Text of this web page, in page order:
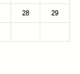
28 29